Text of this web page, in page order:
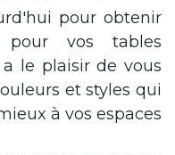
pour obtenir
pour vos tables
le plaisir de vous
et styles qui
à vos espaces.